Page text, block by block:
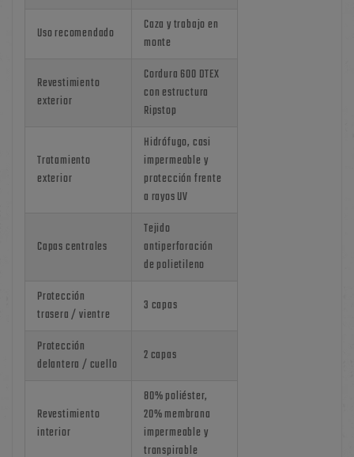
Uso recomendado
Caza y trabajo en
monte
Revestimiento
exterior
Cordura 600 DTEX
con estructura
Ripstop
Tratamiento
exterior
Hidrófugo, casi
impermeable y
protección frente
a rayos UV
Capas centrales
Tejido
antiperforación
de polietileno
Protección
trasera / vientre
3 capas
Protección
delantera / cuello
2 capas
Revestimiento
interior
80% poliéster,
20% membrana
impermeable y
transpirable